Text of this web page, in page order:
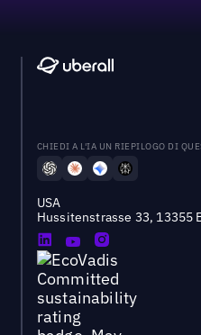
CHIEDI A L'IA UN RIEPILOGO DI
USA
Hussitenstrasse 33, 13355